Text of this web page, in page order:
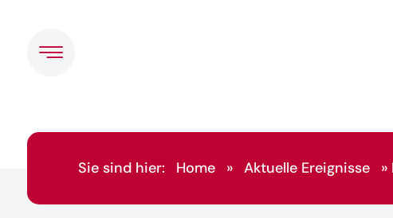
Sie sind hier: Home » Aktuelle Ereignisse »